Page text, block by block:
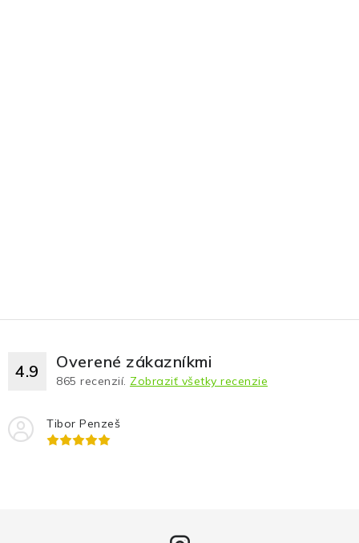
4.9 Overené zákazníkmi
865 recenzií. Zobraziť všetky recenzie
Tibor Penzeš